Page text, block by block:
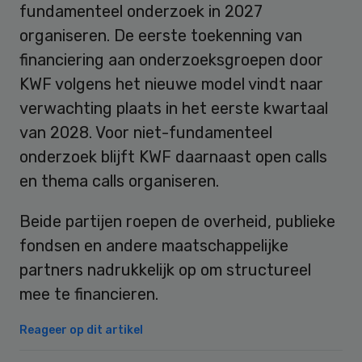
fundamenteel onderzoek in 2027
organiseren. De eerste toekenning van
financiering aan onderzoeksgroepen door
KWF volgens het nieuwe model vindt naar
verwachting plaats in het eerste kwartaal
van 2028. Voor niet-fundamenteel
onderzoek blijft KWF daarnaast open calls
en thema calls organiseren.
Beide partijen roepen de overheid, publieke
fondsen en andere maatschappelijke
partners nadrukkelijk op om structureel
mee te financieren.
Reageer op dit artikel